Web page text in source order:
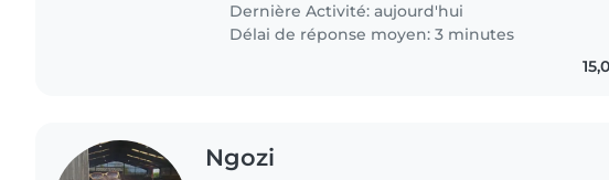
Dernière Activité: aujourd'hui
Délai de réponse moyen: 3 minutes
Ngozi